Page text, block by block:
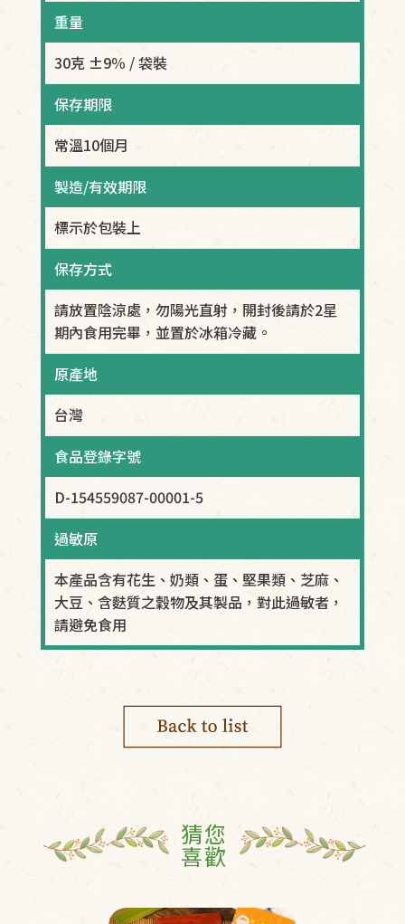
重量
30克 ±9％ / 袋裝
保存期限
常溫10個月
製造/有效期限
標示於包裝上
保存方式
請放置陰涼處，勿陽光直射，開封後請於2星
期內食用完畢，並置於冰箱冷藏。
原產地
台灣
食品登錄字號
D-154559087-00001-5
過敏原
本產品含有花生、奶類、蛋、堅果類、芝麻、
大豆、含麩質之穀物及其製品，對此過敏者，
請避免食用
猜您
喜歡